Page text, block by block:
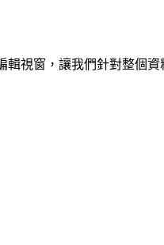
輯視窗，讓我們針對整個